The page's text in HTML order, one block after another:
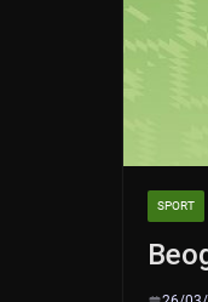
SPORT